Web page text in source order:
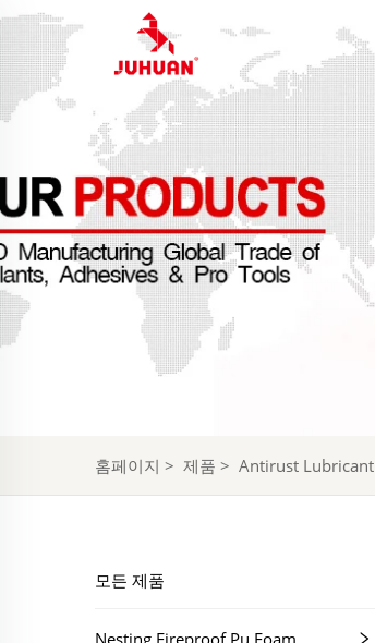
홈페이지 > 제품 > Antirust Lubricant
모든 제품
Nesting Fireproof Pu Foam